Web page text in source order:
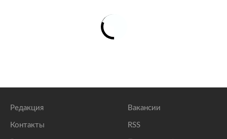
Посол России в США оценил данные о допинге
Редакция
Контакты
Вакансии
RSS